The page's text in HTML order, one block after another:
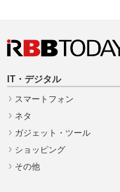
IT・デジタル
スマートフォン
ネタ
ガジェット・ツール
ショッピング
その他